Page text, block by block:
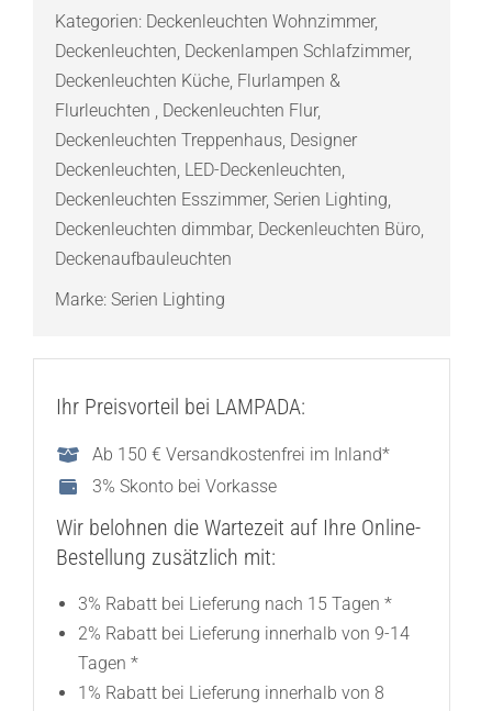
LED
Deckenleuchte
Menge
Kategorien: Deckenleuchten Wohnzimmer,
Deckenleuchten, Deckenlampen Schlafzimmer,
Deckenleuchten Küche, Flurlampen &
Flurleuchten , Deckenleuchten Flur,
Deckenleuchten Treppenhaus, Designer
Deckenleuchten, LED-Deckenleuchten,
Deckenleuchten Esszimmer, Serien Lighting,
Deckenleuchten dimmbar, Deckenleuchten Büro,
Deckenaufbauleuchten
Marke: Serien Lighting
Ihr Preisvorteil bei LAMPADA:
Ab 150 € Versandkostenfrei im Inland*
3% Skonto bei Vorkasse
Wir belohnen die Wartezeit auf Ihre Online-
Bestellung zusätzlich mit:
3% Rabatt bei Lieferung nach 15 Tagen *
2% Rabatt bei Lieferung innerhalb von 9-14
Tagen *
1% Rabatt bei Lieferung innerhalb von 8